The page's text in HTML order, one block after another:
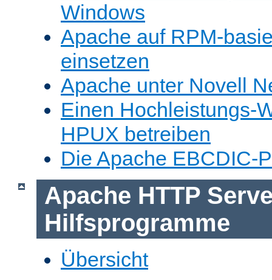
Windows
Apache auf RPM-
einsetzen
Apache unter Novell
Einen Hochleistungs-
HPUX betreiben
Die Apache EBCDIC-
Apache HTTP
Hilfsprogramme
Übersicht